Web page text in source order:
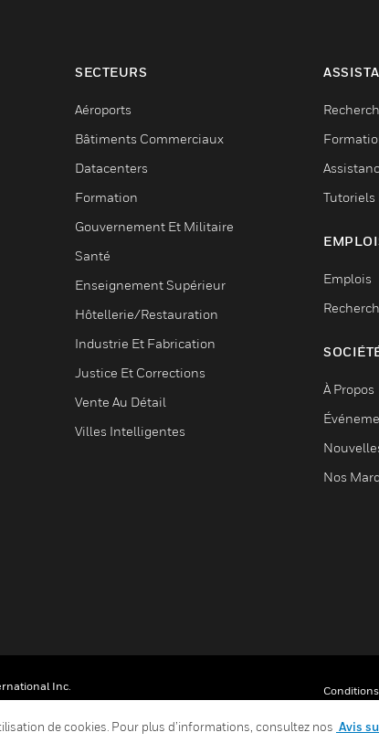
SECTEURS
Aéroports
Bâtiments Commerciaux
Datacenters
Formation
Gouvernement Et Militaire
Santé
Enseignement Supérieur
Hôtellerie/Restauration
Industrie Et Fabrication
Justice Et Corrections
Vente Au Détail
Villes Intelligentes
Tutoriels
Emplois
À Propos
Nos
Inc.
de cookies. Pour plus d’informations, consultez nos Avis